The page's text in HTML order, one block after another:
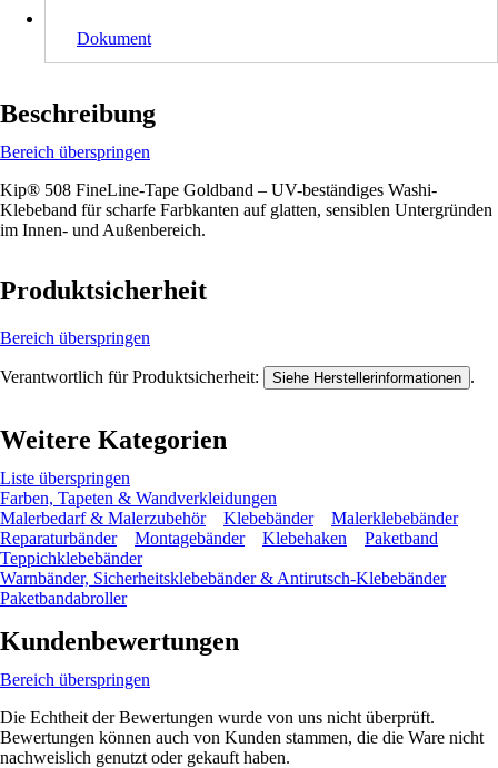
Dokument
Beschreibung
Bereich überspringen
Kip® 508 FineLine-Tape Goldband – UV-beständiges Washi-
Klebeband für scharfe Farbkanten auf glatten, sensiblen Untergründen
im Innen- und Außenbereich.
Produktsicherheit
Bereich überspringen
Verantwortlich für Produktsicherheit: Siehe Herstellerinformationen .
Weitere Kategorien
Liste überspringen
Farben, Tapeten & Wandverkleidungen
Malerbedarf & Malerzubehör
Klebebänder
Malerklebebänder
Reparaturbänder
Montagebänder Klebehaken
Paketband
Teppichklebebänder
Warnbänder, Sicherheitsklebebänder & Antirutsch-Klebebänder
Paketbandabroller
Kundenbewertungen
Bereich überspringen
Die Echtheit der Bewertungen wurde von uns nicht überprüft.
Bewertungen können auch von Kunden stammen, die die Ware nicht
nachweislich genutzt oder gekauft haben.